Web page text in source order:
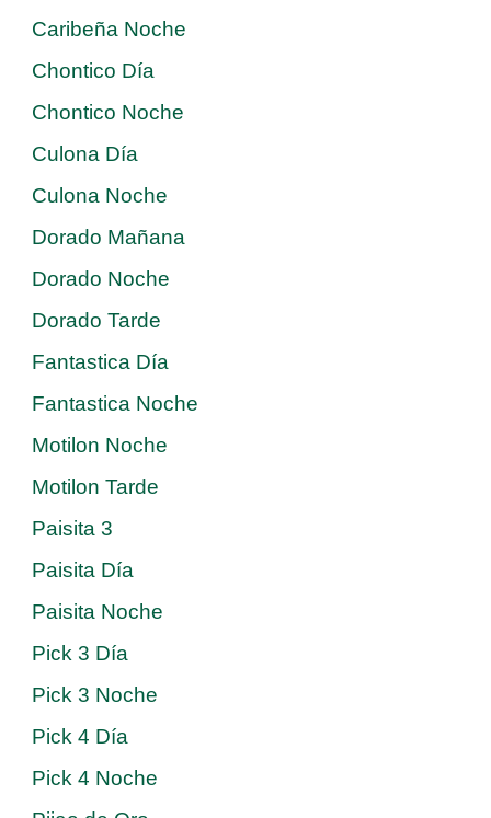
Caribeña Noche
Chontico Día
Chontico Noche
Culona Día
Culona Noche
Dorado Mañana
Dorado Noche
Dorado Tarde
Fantastica Día
Fantastica Noche
Motilon Noche
Motilon Tarde
Paisita 3
Paisita Día
Paisita Noche
Pick 3 Día
Pick 3 Noche
Pick 4 Día
Pick 4 Noche